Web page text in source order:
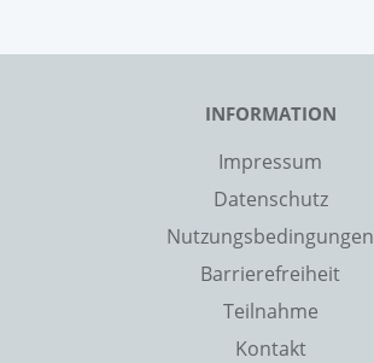
INFORMATION
Impressum
Datenschutz
Nutzungsbedingungen
Barrierefreiheit
Teilnahme
Kontakt